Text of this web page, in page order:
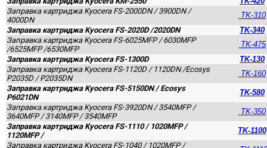
Заправка картриджа Kyocera FS-2000DN / 3900DN /
4000DN
TK-310
Заправка картриджа Kyocera FS-2020D /2020DN
TK-340
Заправка картриджа Kyocera FS-6025MFP / 6030MFP
/6525MFP /6530MFP
TK-475
Заправка картриджа Kyocera FS-1300D
TK-130
Заправка картриджа Kyocera FS-1120D / 1120DN /Ecosys
P2035D / P2035DN
TK-160
Заправка картриджа Kyocera FS-5150DN / Ecosys
P6021DN
TK-580
Заправка картриджа Kyocera FS-3920DN / 3540MFP /
3640MFP / 3140MFP / 3540MFP
TK-350
Заправка картриджа Kyocera FS-1110 / 1020MFP /
1120MFP /
TK-1100
Заправка картриджа Kyocera FS-1040 / 1020MFP /